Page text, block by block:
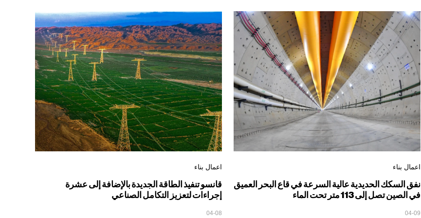
اعمال بناء
نفق السكك الحديدية عالية السرعة في قاع البحر العميق
في الصين تصل إلى 113 متر تحت الماء
04-09
اعمال بناء
قانسو تنفيذ الطاقة الجديدة بالإضافة إلى عشرة
إجراءات لتعزيز التكامل الصناعي
04-08